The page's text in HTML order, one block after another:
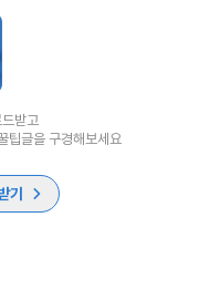
받고
팁글을 구경해보세요
기